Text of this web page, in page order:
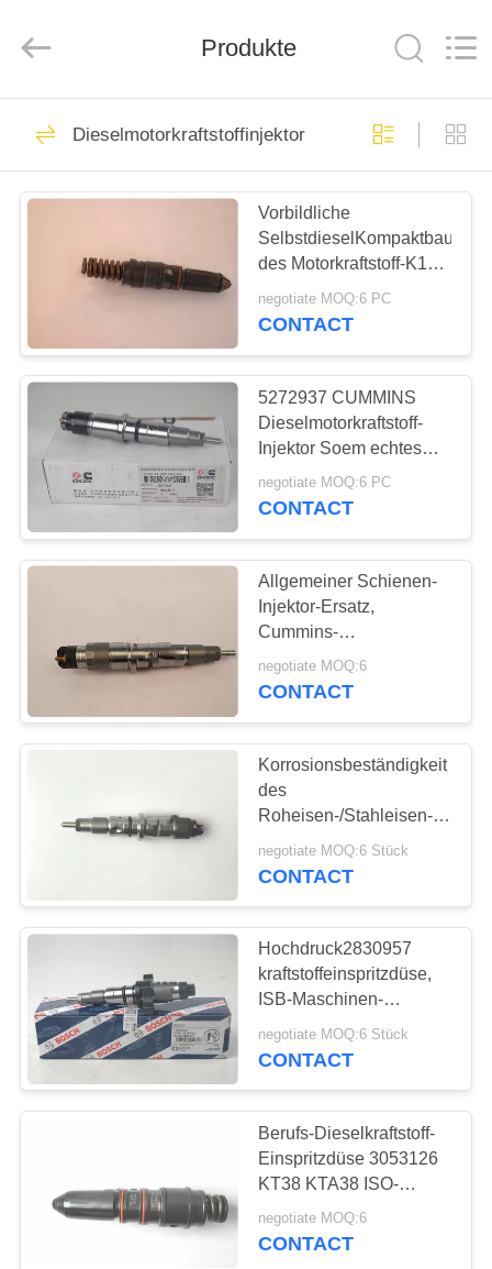
ZUHAUSE
PRODUKTE
WERKSFÜHRUNG
QUALITÄTSKONTROLLE
KONTAKTIEREN
SIE
FORDERN
SIE
EIN
PRIVACY
Services
Co.,LTD.
Dieselmotorkolbenringe
Dieselmotor-Kolben
18
11
Einspritzdüse
23
Produkte
Dieselmotorkraftstoffinjektor
Vorbildliche
des Motorkraftstoff-K19
des Injektor-3022197
negotiate MOQ:6 PC
CONTACT
5272937 CUMMINS
Dieselmotorkraftstoff-
Injektor Soem echtes
Standardverpacken
negotiate MOQ:6 PC
CONTACT
Allgemeiner Schienen-
Injektor-Ersatz,
Cummins-
Brennstoffinjektoren
5263308 0445120236
negotiate MOQ:6
CONTACT
Korrosionsbeständigkeit
des
Roheisen-/Stahleisen-
Dieselmotorkraftstoff-
Injektor-5268408
negotiate MOQ:6 Stück
CONTACT
Hochdruck2830957
kraftstoffeinspritzdüse,
ISB-Maschinen-
Dieselleistungs-
Injektoren
negotiate MOQ:6 Stück
CONTACT
Berufs-Dieselkraftstoff-
Einspritzdüse 3053126
KT38 KTA38 ISO-
Zustimmung
negotiate MOQ:6
CONTACT